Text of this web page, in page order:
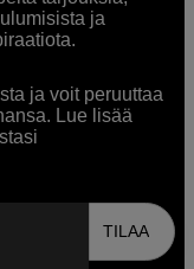
ja
ja voit peruuttaa
Lue lisää
TILAA